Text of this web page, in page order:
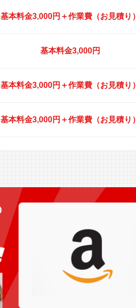
基本料金3,000円＋作業費（お見積り）
基本料金3,000円
基本料金3,000円＋作業費（お見積り）
基本料金3,000円＋作業費（お見積り）